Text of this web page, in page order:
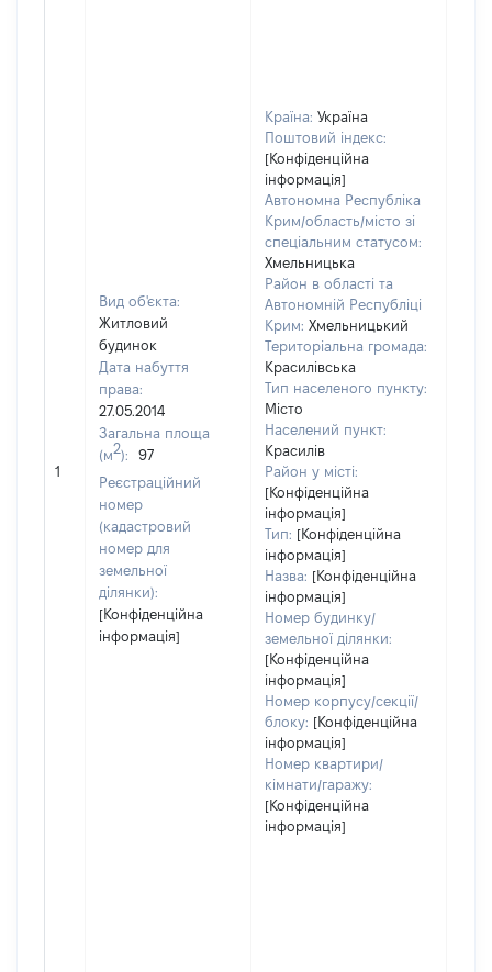
1
Вид об'єкта:
Житловий
будинок
Дата набуття
права:
27.05.2014
Загальна площа
(м2):
97
Реєстраційний
номер
(кадастровий
номер для
земельної
ділянки):
[Конфіденційна
інформація]
Країна: Україна
Поштовий індекс:
[Конфіденційна
інформація]
Автономна Республіка
Крим/область/місто зі
спеціальним статусом:
Хмельницька
Район в області та
Автономній Республіці
Крим: Хмельницький
Територіальна громада:
Красилівська
Тип населеного пункту:
Місто
Населений пункт:
Красилів
Район у місті:
[Конфіденційна
інформація]
Тип: [Конфіденційна
інформація]
Назва: [Конфіденційна
інформація]
Номер будинку/
земельної ділянки:
[Конфіденційна
інформація]
Номер корпусу/секції/
блоку: [Конфіденційна
інформація]
Номер квартири/
кімнати/гаражу:
[Конфіденційна
інформація]